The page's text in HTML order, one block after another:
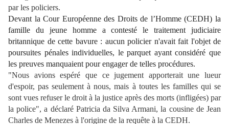
par les policiers.
Devant la Cour Européenne des Droits de l’Homme (CEDH) la
famille du jeune homme acontesté le traitement judiciaire
britannique de cette bavure : aucun policier n'avaitfait l'objet de
poursuites pénales individuelles, le parquet ayant considéré que
les preuves manquaient pour engager de telles procédures.
"Nous avions espéré que ce jugement apporterait une lueur
d'espoir, pas seulement à nous, mais à toutes les familles qui se
sont vues refuser le droit à la justice après des morts (infligées) par
la police", a déclaré Patricia da Silva Armani, la cousine de Jean
Charles de Menezes à l'origine de la requête à la CEDH.